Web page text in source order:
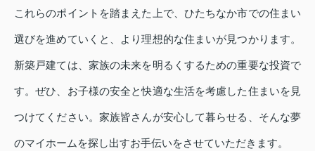
これらのポイントを踏まえた上で、ひたちなか市での住まい
選びを進めていくと、より理想的な住まいが見つかります。
新築戸建ては、家族の未来を明るくするための重要な投資で
す。ぜひ、お子様の安全と快適な生活を考慮した住まいを見
つけてください。家族皆さんが安心して暮らせる、そんな夢
のマイホームを探し出すお手伝いをさせていただきます。